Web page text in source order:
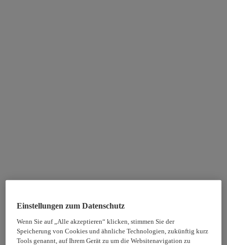
Einstellungen zum Datenschutz
Wenn Sie auf „Alle akzeptieren“ klicken, stimmen Sie der
Speicherung von Cookies und ähnliche Technologien, zukünftig kurz
Tools genannt, auf Ihrem Gerät zu um die Websitenavigation zu